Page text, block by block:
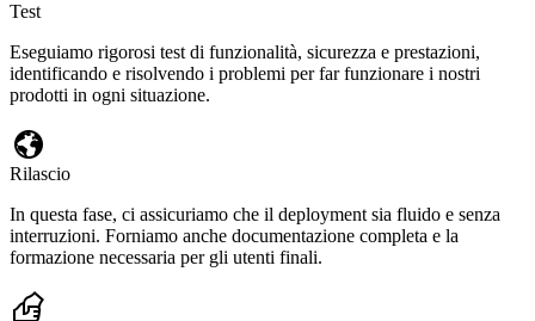
Test
Eseguiamo rigorosi test di funzionalità, sicurezza e prestazioni,
identificando e risolvendo i problemi per far funzionare i nostri
prodotti in ogni situazione.
Rilascio
In questa fase, ci assicuriamo che il deployment sia fluido e senza
interruzioni. Forniamo anche documentazione completa e la
formazione necessaria per gli utenti finali.